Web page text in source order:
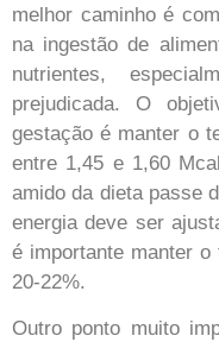
melhor caminho é
na ingestão de
nutrientes,
prejudicada. O
gestação é manter o
entre 1,45 e 1,60
amido da dieta passe
energia deve ser
é importante manter
20-22%.
Outro ponto muito